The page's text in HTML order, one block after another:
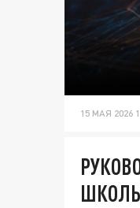
15 МАЯ 2026